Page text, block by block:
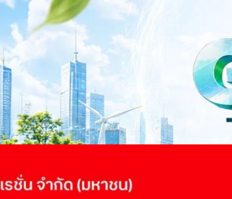
เปิดเวทีใหญ่ SUSTAIN CITY: THE GREEN
ตัวสู่เศรษฐกิจสีเขียวอย่างยั่งยืน
จัดงาน SUSTAIN CITY: THE GREEN TRANSITION เวทีแลก
รษฐกิจและสังคมสีเขียว พร้อมนำเสนอแนวทางที่สามารถนำไป
รกิจ และผู้เชี่ยวชาญในหลากหลายสาขา ผ่านประเด็นสำคัญว่า
หน้าสู่ความยั่งยืนและบรรลุเป้าหมาย Net Zero อย่างเป็นรูปธรรม
ะพลังงาน Green Transitioning: Shifting Systemพลิกโครงสร้าง
นโยบายกับเทคโนโลยี เพื่อขับเคลื่อนประเทศไทยสู่เศรษฐกิจสีเขียว
องนายกรัฐมนตรีและรัฐมนตรีว่าการกระทรวงการอุดมศึกษา
Decarbonize Unlockร่วมสำรวจแนวทางที่ภาคธุรกิจ
ปล่อยคาร์บอน และเดินหน้าสู่เป้าหมาย Net Zero พบกับ คุณปัณ
กำไรสุทธิ 6.6 พันล้านบาท จ่ายปันผล 5.2